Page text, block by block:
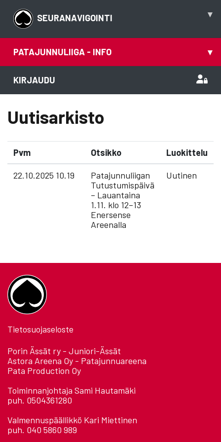
SEURANAVIGOINTI ▾
PATAJUNNULIIGA - INFO ▾
KIRJAUDU
Uutisarkisto
Pvm Otsikko Luokittelu
22.10.2025 10.19
Patajunnuliigan
Tutustumispäivä
– Lauantaina
1.11. klo 12–13
Enersense
Areenalla
Uutinen
Tietosuojaseloste
Porin Ässät ry - Juniori-Ässät
Astora Areena Oy - Patajunnuareena
Pata Production Oy
Toiminnanjohtaja Sami Hautamäki
puh. 0504361280
Valmennuspäällikkö Kari Miettinen
puh. 040 5860 989